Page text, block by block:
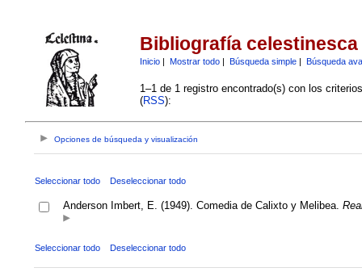
Bibliografía celestinesca
Inicio| Mostrar todo| Búsqueda simple| Búsqueda
1–1 de 1 registro encontrado(s) con los
(RSS):
Opciones de búsqueda y visualización
Seleccionar todo Deseleccionar todo
Anderson Imbert, E. (1949). Comedia de Calixto y Melibea.
Seleccionar todo Deseleccionar todo